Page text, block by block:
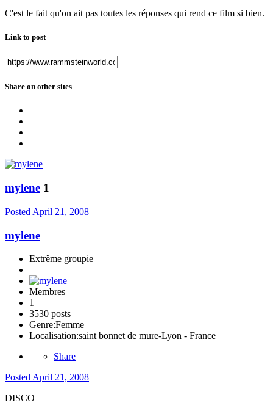
C'est le fait qu'on ait pas toutes les réponses qui rend ce film si bien.
Link to post
Share on other sites
mylene 1
Posted April 21, 2008
mylene
Extrême groupie
Membres
1
3530 posts
Genre:Femme
Localisation:saint bonnet de mure-Lyon - France
Share
Posted April 21, 2008
DISCO